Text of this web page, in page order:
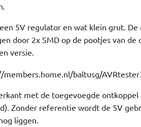
5V regulator en wat klein grut.
door 2x SMD op de pootjes van
versie.
met de toegevoegde
Zonder referentie wordt de 5V
liggen.